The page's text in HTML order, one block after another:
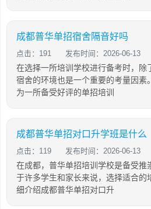
成都普华单招宿舍隔音好吗
点击：191 发布时间：2026-06-13
在选择一所培训学校进行备考时，除
宿舍的环境也是一个重要的考量因素
为一所备受好评的单招培训
成都普华单招对口升学班是什么
点击：119 发布时间：2026-06-13
在成都，普华单招培训学校是备受推
于许多学生和家长来说，选择适合的
细介绍成都普华单招对口升